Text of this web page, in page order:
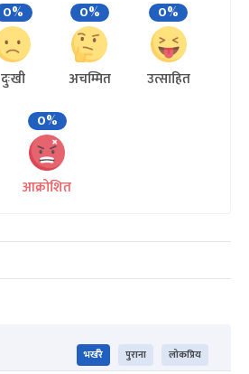
0%
दुःखी
0%
अचम्मित
0%
उत्साहित
0%
आक्रोशित
भर्खरै पुराना लोकप्रिय